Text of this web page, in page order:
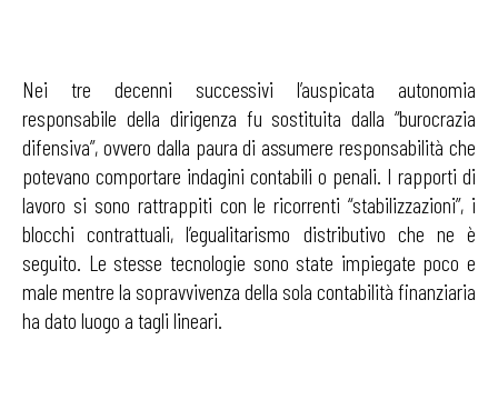
Nei tre decenni successivi l’auspicata autonomia
responsabile della dirigenza fu sostituita dalla “burocrazia
difensiva”, ovvero dalla paura di assumere responsabilità che
potevano comportare indagini contabili o penali. I rapporti di
lavoro si sono rattrappiti con le ricorrenti “stabilizzazioni”, i
blocchi contrattuali, l’egualitarismo distributivo che ne è
seguito. Le stesse tecnologie sono state impiegate poco e
male mentre la sopravvivenza della sola contabilità finanziaria
ha dato luogo a tagli lineari.